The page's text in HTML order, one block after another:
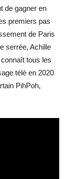
de gagner en
premiers pas
de Paris
serrée, Achille
tous les
télé en 2020
PihPoh,